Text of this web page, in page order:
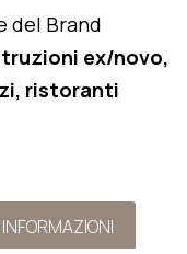
del Brand
ex/novo,
ristoranti